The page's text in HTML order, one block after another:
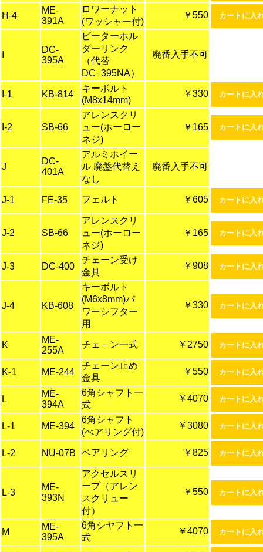
H-4
ME-
391A
ロワーナット
(ワッシャー付)
￥550
DC-
395A
ビーターホル
ダーリンク
（代替
DC−395NA）
廃番入手不可
I-1 KB-814
キーボルト
(M8x14mm)
￥330
I-2 SB-66
アレンスクリ
ュー(ホーロー
ネジ)
￥165
J
DC-
401A
アルミホイー
ル 廃盤代替え
なし
廃番入手不可
J-1 FE-35 フェルト ￥605
J-2 SB-66
アレンスクリ
ュー(ホーロー
ネジ)
￥165
J-3 DC-400
チェーン受け
金具
￥908
J-4 KB-608
キーボルト
(M6x8mm)パ
ワーシフター
用
￥330
K
ME-
255A
チェ－ン一式 ￥2750
K-1 ME-244
チェーン止め
金具
￥550
L
ME-
394A
6角シャフト一
式
￥4070
L-1 ME-394
6角シャフト
(べアリング付)
￥3080
L-2 NU-07B ベアリング ￥825
L-3
ME-
393N
アクセルスリ
ープ（アレン
スクリュー
付）
￥550
M
ME-
395A
6角シヤフト一
式
￥4070